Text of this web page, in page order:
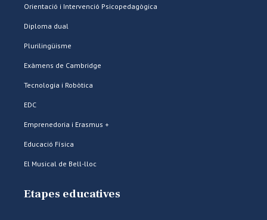
Orientació i Intervenció Psicopedagògica
Diploma dual
Plurilingüisme
Exàmens de Cambridge
Tecnologia i Robòtica
EDC
Emprenedoria i Erasmus +
Educació Física
El Musical de Bell-lloc
Etapes educatives